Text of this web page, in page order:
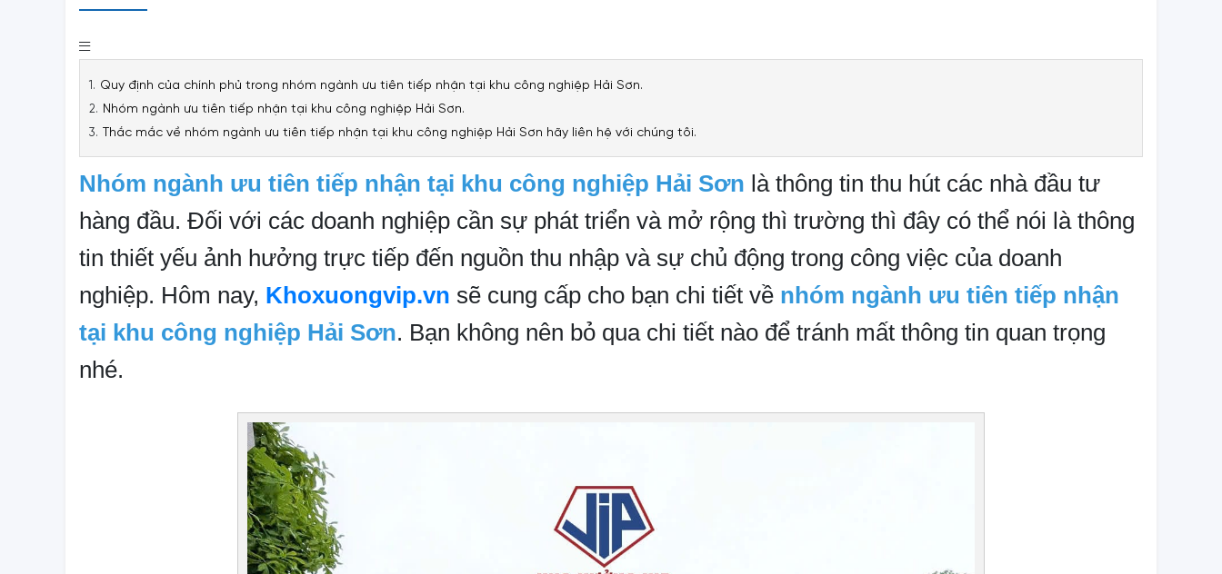
Quy định của chính phủ trong nhóm ngành ưu tiên tiếp nhận tại khu công nghiệp Hải Sơn.
Nhóm ngành ưu tiên tiếp nhận tại khu công nghiệp Hải Sơn.
Thắc mắc về nhóm ngành ưu tiên tiếp nhận tại khu công nghiệp Hải Sơn hãy liên hệ với chúng tôi.
Nhóm ngành ưu tiên tiếp nhận tại khu công nghiệp Hải Sơn là thông tin thu hút các nhà đầu tư
hàng đầu. Đối với các doanh nghiệp cần sự phát triển và mở rộng thì trường thì đây có thể nói là thông
tin thiết yếu ảnh hưởng trực tiếp đến nguồn thu nhập và sự chủ động trong công việc của doanh
nghiệp. Hôm nay, Khoxuongvip.vn sẽ cung cấp cho bạn chi tiết về nhóm ngành ưu tiên tiếp nhận
tại khu công nghiệp Hải Sơn. Bạn không nên bỏ qua chi tiết nào để tránh mất thông tin quan trọng
nhé.